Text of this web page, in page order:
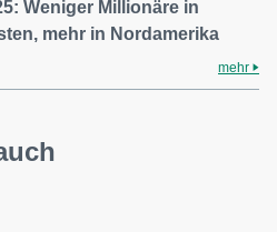
Weniger Millionäre in
mehr in Nordamerika
mehr